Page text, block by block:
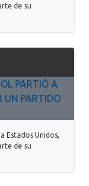
de su
Estados Unidos,
de su